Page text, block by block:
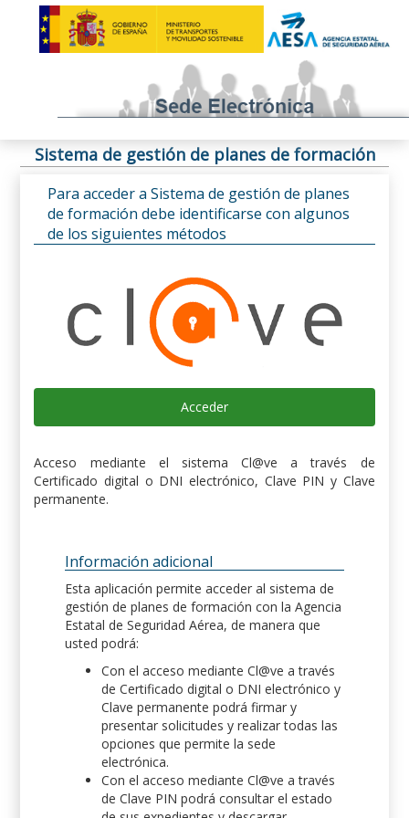
Sistema de gestión de planes de formación
Para acceder a Sistema de gestión de planes
de formación debe identificarse con algunos
de los siguientes métodos
Acceder
Acceso mediante el sistema Cl@ve a través de
Certificado digital o DNI electrónico, Clave PIN y Clave
permanente.
Información adicional
Esta aplicación permite acceder al sistema de
gestión de planes de formación con la Agencia
Estatal de Seguridad Aérea, de manera que
usted podrá:
Con el acceso mediante Cl@ve a través
de Certificado digital o DNI electrónico y
Clave permanente podrá firmar y
presentar solicitudes y realizar todas las
opciones que permite la sede
electrónica.
Con el acceso mediante Cl@ve a través
de Clave PIN podrá consultar el estado